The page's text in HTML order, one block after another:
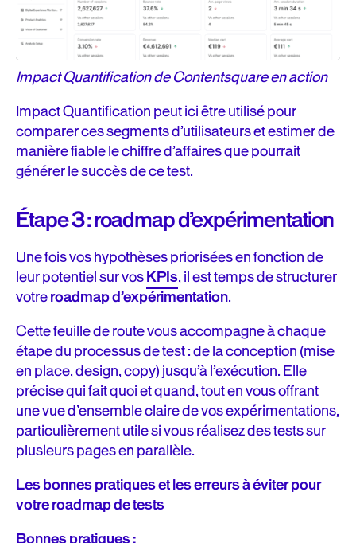
Impact Quantification de Contentsquare en action
Impact Quantification peut ici être utilisé pour
comparer ces segments d’utilisateurs et estimer de
manière fiable le chiffre d’affaires que pourrait
générer le succès de ce test.
Étape 3 : roadmap d’expérimentation
Une fois vos hypothèses priorisées en fonction de
leur potentiel sur vosKPIs, il est temps de structurer
votreroadmap d’expérimentation.
Cette feuille de route vous accompagne à chaque
étape du processus de test : de la conception (mise
en place, design, copy) jusqu’à l’exécution. Elle
précise qui fait quoi et quand, tout en vous offrant
une vue d’ensemble claire de vos expérimentations,
particulièrement utile si vous réalisez des tests sur
plusieurs pages en parallèle.
Les bonnes pratiques et les erreurs à éviter pour
votre roadmap de tests
Bonnes pratiques :